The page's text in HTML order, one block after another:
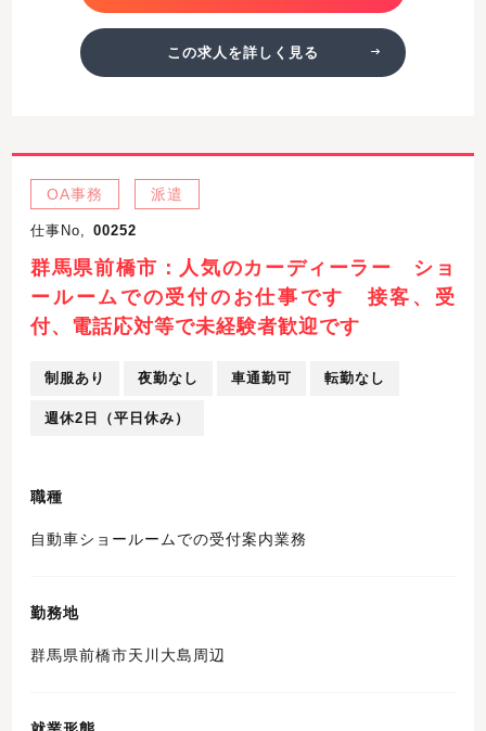
この求人を詳しく見る
OA事務 派遣
仕事No, 00252
群馬県前橋市：人気のカーディーラー ショ
ールームでの受付のお仕事です 接客、受
付、電話応対等で未経験者歓迎です
制服あり 夜勤なし 車通勤可 転勤なし
週休2日（平日休み）
職種
自動車ショールームでの受付案内業務
勤務地
群馬県前橋市天川大島周辺